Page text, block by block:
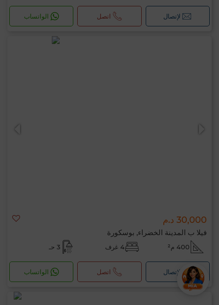
لإتصال اتصل الواتساب
30,000 د.م
فيلا ب المدينة الخضراء, بوسكورة
400 م² 4 غرف 3 حـ
لإتصال اتصل الواتساب